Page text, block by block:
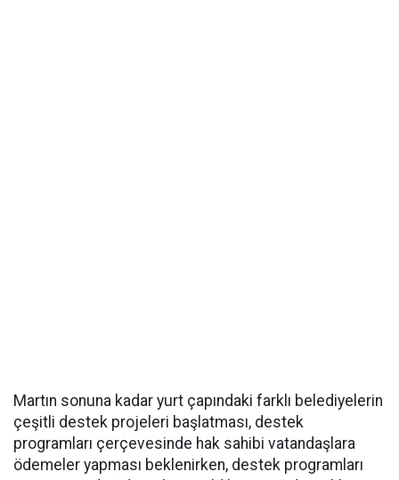
Martın sonuna kadar yurt çapındaki farklı belediyelerin
çeşitli destek projeleri başlatması, destek
programları çerçevesinde hak sahibi vatandaşlara
ödemeler yapması beklenirken, destek programları